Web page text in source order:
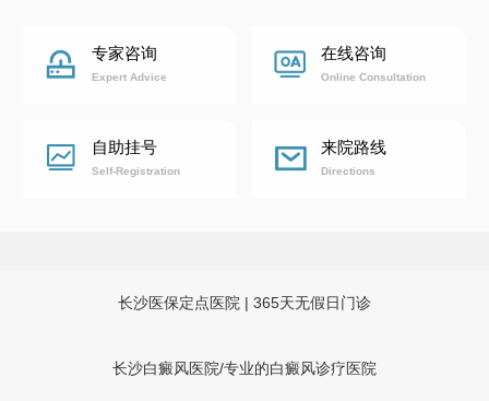
专家咨询
Expert Advice
在线咨询
Online Consultation
自助挂号
Self-Registration
来院路线
Directions
长沙医保定点医院 | 365天无假日门诊
长沙白癜风医院/专业的白癜风诊疗医院